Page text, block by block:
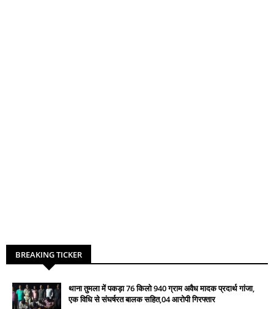
BREAKING TICKER
थाना तुमला में पकड़ा 76 किलो 940 ग्राम अवैध मादक प्रदार्थ गांजा,
एक विधि से संघर्षरत बालक सहित,04 आरोपी गिरफ्तार